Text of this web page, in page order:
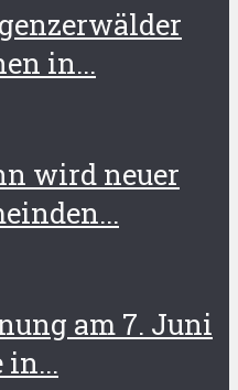
in...
wird neuer
am 7. Juni
in...